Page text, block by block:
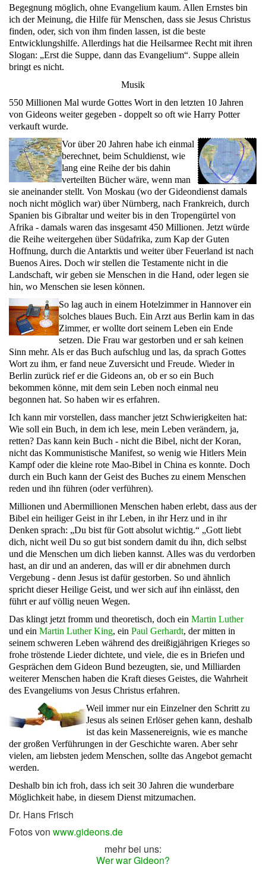
Begegnung möglich, ohne Evangelium kaum. Allen Ernstes bin
ich der Meinung, die Hilfe für Menschen, dass sie Jesus Christus
finden, oder, sich von ihm finden lassen, ist die beste
Entwicklungshilfe. Allerdings hat die Heilsarmee Recht mit ihren
Slogan: „Erst die Suppe, dann das Evangelium“. Suppe allein
bringt es nicht.
Musik
550 Millionen Mal wurde Gottes Wort in den letzten 10 Jahren
von Gideons weiter gegeben - doppelt so oft wie Harry Potter
verkauft wurde.
Vor über 20 Jahren habe ich einmal
berechnet, beim Schuldienst, wie
lang eine Reihe der bis dahin
verteilten Bücher wäre, wenn man
sie aneinander stellt. Von Moskau (wo der Gideondienst damals
noch nicht möglich war) über Nürnberg, nach Frankreich, durch
Spanien bis Gibraltar und weiter bis in den Tropengürtel von
Afrika - damals waren das insgesamt 450 Millionen. Jetzt würde
die Reihe weitergehen über Südafrika, zum Kap der Guten
Hoffnung, durch die Antarktis und weiter über Feuerland ist nach
Buenos Aires. Doch wir stellen die Testamente nicht in die
Landschaft, wir geben sie Menschen in die Hand, oder legen sie
hin, wo Menschen sie lesen können.
So lag auch in einem Hotelzimmer in Hannover ein
solches blaues Buch. Ein Arzt aus Berlin kam in das
Zimmer, er wollte dort seinem Leben ein Ende
setzen. Die Frau war gestorben und er sah keinen
Sinn mehr. Als er das Buch aufschlug und las, da sprach Gottes
Wort zu ihm, er fand neue Zuversicht und Freude. Wieder in
Berlin zurück rief er die Gideons an, ob er so ein Buch
bekommen könne, mit dem sein Leben noch einmal neu
begonnen hat. So haben wir es erfahren.
Ich kann mir vorstellen, dass mancher jetzt Schwierigkeiten hat:
Wie soll ein Buch, in dem ich lese, mein Leben verändern, ja,
retten? Das kann kein Buch - nicht die Bibel, nicht der Koran,
nicht das Kommunistische Manifest, so wenig wie Hitlers Mein
Kampf oder die kleine rote Mao-Bibel in China es konnte. Doch
durch ein Buch kann der Geist des Buches zu einem Menschen
reden und ihn führen (oder verführen).
Millionen und Abermillionen Menschen haben erlebt, dass aus der
Bibel ein heiliger Geist in ihr Leben, in ihr Herz und in ihr
Denken sprach: „Du bist für Gott absolut wichtig.“ „Gott liebt
dich, nicht weil Du so gut bist sondern damit du ihn, dich selbst
und die Menschen um dich lieben kannst. Alles was du verdorben
hast, an dir und an anderen, das will er dir abnehmen durch
Vergebung - denn Jesus ist dafür gestorben. So und ähnlich
spricht dieser Heilige Geist, und wer sich auf ihn einlässt, den
führt er auf völlig neuen Wegen.
Das klingt jetzt fromm und theoretisch, doch ein Martin Luther
und ein Martin Luther King, ein Paul Gerhardt, der mitten in
seinem schweren Leben während des dreißigjährigen Krieges so
frohe tröstende Lieder dichtete, und viele, die es in Briefen und
Gesprächen dem Gideon Bund bezeugten, sie, und Milliarden
weiterer Menschen haben die Kraft dieses Geistes, die Wahrheit
des Evangeliums von Jesus Christus erfahren.
Weil immer nur ein Einzelner den Schritt zu
Jesus als seinen Erlöser gehen kann, deshalb
ist das kein Massenereignis, wie es manche
der großen Verführungen in der Geschichte waren. Aber sehr
vielen, am liebsten jedem Menschen, sollte das Angebot gemacht
werden.
Deshalb bin ich froh, dass ich seit 30 Jahren die wunderbare
Möglichkeit habe, in diesem Dienst mitzumachen.
Dr. Hans Frisch
Fotos von www.gideons.de
mehr bei uns:
Wer war Gideon?